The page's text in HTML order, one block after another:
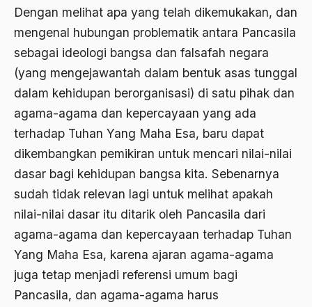
Dengan melihat apa yang telah dikemukakan, dan
mengenal hubungan problematik antara Pancasila
sebagai ideologi bangsa dan falsafah negara
(yang mengejawantah dalam bentuk asas tunggal
dalam kehidupan berorganisasi) di satu pihak dan
agama-agama dan kepercayaan yang ada
terhadap Tuhan Yang Maha Esa, baru dapat
dikembangkan pemikiran untuk mencari nilai-nilai
dasar bagi kehidupan bangsa kita. Sebenarnya
sudah tidak relevan lagi untuk melihat apakah
nilai-nilai dasar itu ditarik oleh Pancasila dari
agama-agama dan kepercayaan terhadap Tuhan
Yang Maha Esa, karena ajaran agama-agama
juga tetap menjadi referensi umum bagi
Pancasila, dan agama-agama harus
Aspek Etika
Aspek Politis
Aspek religius Agama
Aspek Teknis
Aspirasi Politik
asrul sani
ASWAJA
Asyura 1414
Atheisme
Aturan Hukum
Australia